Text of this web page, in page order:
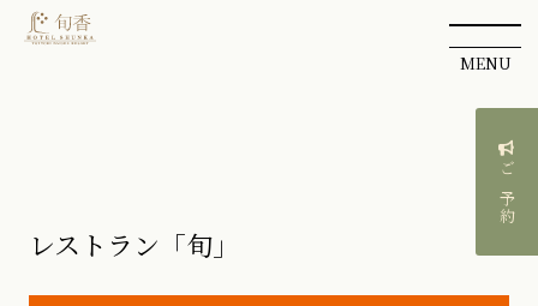
ご予約
レストラン「旬」
MENU